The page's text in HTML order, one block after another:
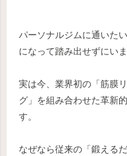
パーソナルジムに通いた
になって踏み出せずにい
実は今、業界初の「筋膜
グ」を組み合わせた革新
す。
なぜなら従来の「鍛える